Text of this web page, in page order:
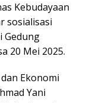
Kebudayaan
sosialisasi
Gedung
20 Mei 2025.
Ekonomi
Yani